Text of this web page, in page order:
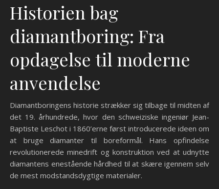
Historien bag
diamantboring: Fra
opdagelse til moderne
anvendelse
Diamantboringens historie strækker sig tilbage til midten af
det 19. århundrede, hvor den schweiziske ingeniør Jean-
Baptiste Leschot i 1860’erne først introducerede ideen om
at bruge diamanter til boreformål. Hans opfindelse
revolutionerede minedrift og konstruktion ved at udnytte
diamantens enestående hårdhed til at skære igennem selv
de mest modstandsdygtige materialer.